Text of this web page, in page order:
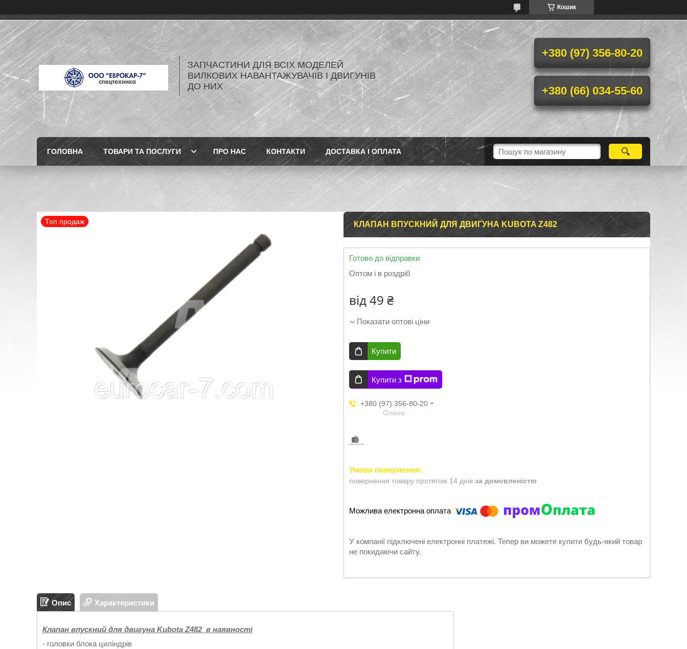
Кошик
ЗАПЧАСТИНИ ДЛЯ ВСІХ МОДЕЛЕЙ
ВИЛКОВИХ НАВАНТАЖУВАЧІВ І ДВИГУНІВ
ДО НИХ
+380 (97) 356-80-20
+380 (66) 034-55-60
ГОЛОВНА ТОВАРИ ТА ПОСЛУГИ ПРО НАС КОНТАКТИ ДОСТАВКА І ОПЛАТА
Топ продаж КЛАПАН ВПУСКНИЙ ДЛЯ ДВИГУНА KUBOTA Z482
Готово до відправки
Оптом і в роздріб
від49 ₴
Показати оптові ціни
Купити
Купити з
+380 (97) 356-80-20
Олена
повернення товару протягом 14 днів за домовленістю
У компанії підключені електронні платежі. Тепер ви можете купити будь-який товар
не покидаючи сайту.
Опис Характеристики
Клапан впускний для двигуна Kubota Z482 в наявності
- головки блока циліндрів